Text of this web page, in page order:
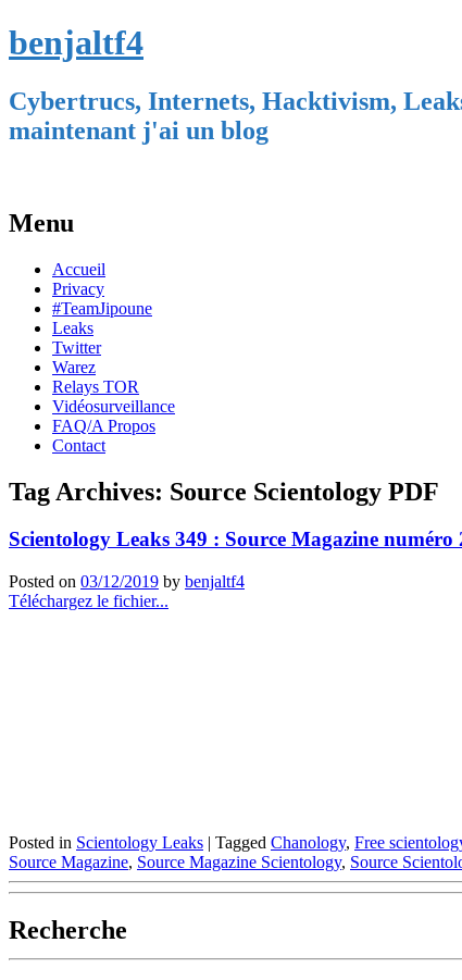
benjaltf4
Cybertrucs, Internets, Hacktivism,
maintenant j'ai un blog
Menu
Skip
content
Accueil
Privacy
#TeamJipoune
Leaks
Twitter
Warez
Relays TOR
Vidéosurveillance
FAQ/A Propos
Contact
Tag Archives: Source Scientology PDF
Scientology Leaks 349 : Source Magazine
Posted on 03/12/2019 by benjaltf4
Téléchargez le fichier...
Posted in Scientology Leaks Tagged Chanology, Free
Source Magazine, Source Magazine Scientology, Source
Recherche